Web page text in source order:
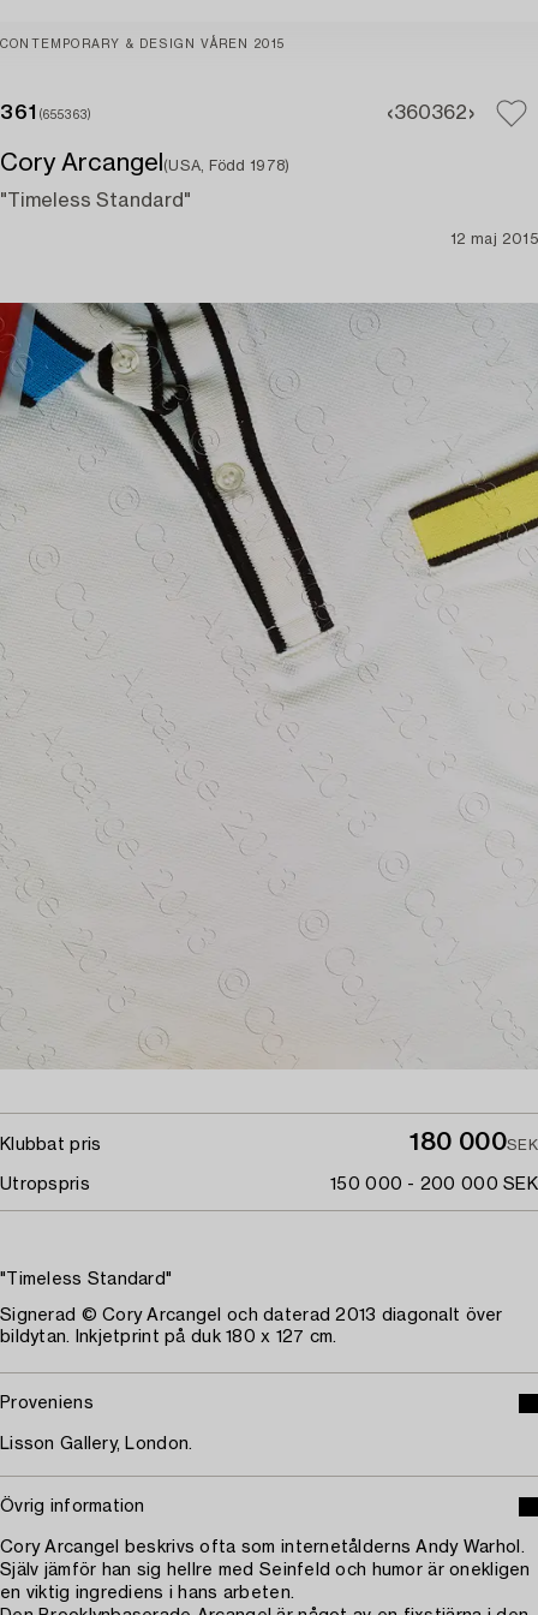
CONTEMPORARY & DESIGN VÅREN 2015
361 (655363) 360362
Cory Arcangel (USA, Född 1978)
"Timeless Standard"
12 maj 2015
Klubbat pris 180 000SEK
Utropspris 150 000 - 200 000 SEK
"Timeless Standard"
Signerad © Cory Arcangel och daterad 2013 diagonalt över
bildytan. Inkjetprint på duk 180 x 127 cm.
Proveniens
Lisson Gallery, London.
Övrig information
Cory Arcangel beskrivs ofta som internetålderns Andy Warhol.
Själv jämför han sig hellre med Seinfeld och humor är onekligen
en viktig ingrediens i hans arbeten.